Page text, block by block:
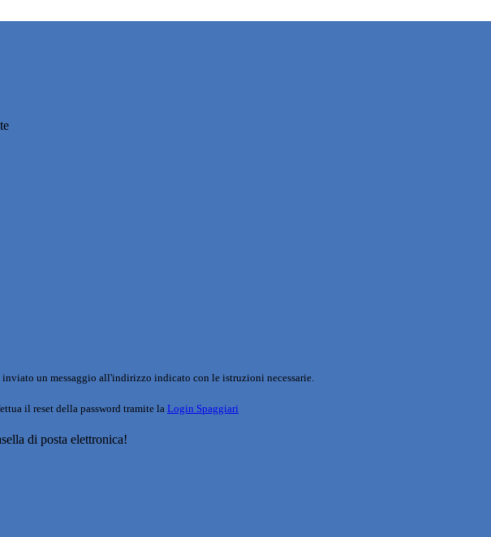
inviato un messaggio all'indirizzo indicato con le istruzioni necessarie.
il reset della password tramite la Login Spaggiari
di posta elettronica!